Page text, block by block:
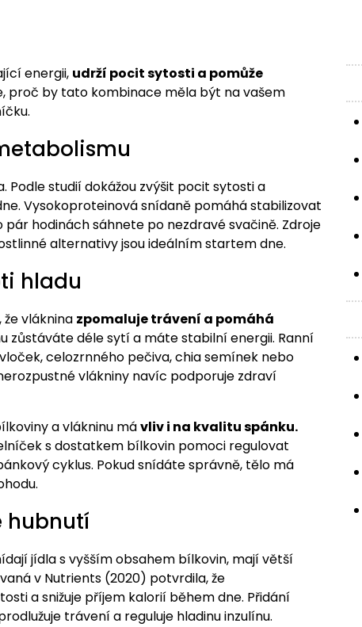
energii, udrží pocit sytosti a pomůže
proč by tato kombinace měla být na vašem
Podle studií dokážou zvýšit pocit sytosti a
Vysokoproteinová snídaně pomáhá stabilizovat
pár hodinách sáhnete po nezdravé svačině. Zdroje
alternativy jsou ideálním startem dne.
hladu
vláknina zpomaluje trávení a pomáhá
zůstáváte déle sytí a máte stabilní energii. Ranní
celozrnného pečiva, chia semínek nebo
vlákniny navíc podporuje zdraví
a vlákninu mávliv i na kvalitu spánku.
s dostatkem bílkovin pomoci regulovat
cyklus. Pokud snídáte správně, tělo má
hubnutí
jídla s vyšším obsahem bílkovin, mají větší
v Nutrients (2020) potvrdila, že
a snižuje příjem kalorií během dne. Přidání
trávení a reguluje hladinu inzulínu.